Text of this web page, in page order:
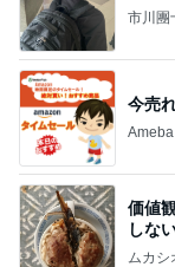
市川團
今売
価値
しな
補
ムカ